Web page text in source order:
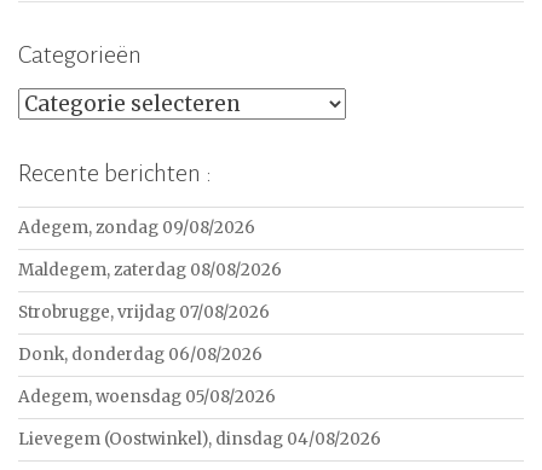
Categorieën
Categorieën
Recente berichten :
Adegem, zondag 09/08/2026
Maldegem, zaterdag 08/08/2026
Strobrugge, vrijdag 07/08/2026
Donk, donderdag 06/08/2026
Adegem, woensdag 05/08/2026
Lievegem (Oostwinkel), dinsdag 04/08/2026